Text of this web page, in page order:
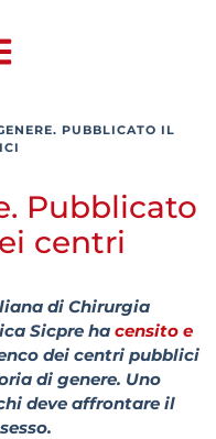
PUBBLICATO IL
Pubblicato
centri
di Chirurgia
Sicpre ha censito e
dei centri pubblici
di genere. Uno
deve affrontare il